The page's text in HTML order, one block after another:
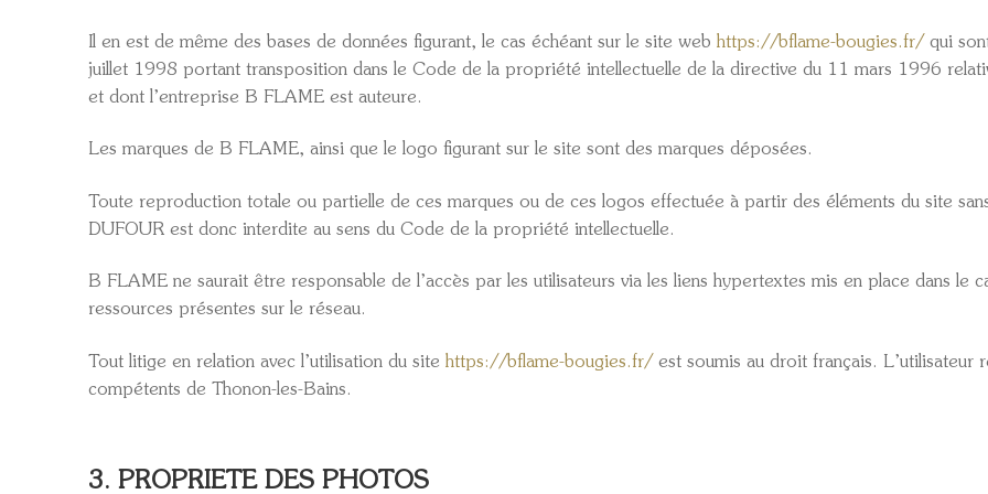
Il en est de même des bases de données figurant, le cas échéant sur le site web https://bflame-bougies.fr/ qui
juillet 1998 portant transposition dans le Code de la propriété intellectuelle de la directive du 11 mars 1996
et dont l’entreprise B FLAME est auteure.
Les marques de B FLAME, ainsi que le logo figurant sur le site sont des marques déposées.
Toute reproduction totale ou partielle de ces marques ou de ces logos effectuée à partir des éléments du site
DUFOUR est donc interdite au sens du Code de la propriété intellectuelle.
B FLAME ne saurait être responsable de l’accès par les utilisateurs via les liens hypertextes mis en place dans le
ressources présentes sur le réseau.
Tout litige en relation avec l’utilisation du site https://bflame-bougies.fr/ est soumis au droit français. L’utilisateur
compétents de Thonon-les-Bains.
3. PROPRIETE DES PHOTOS